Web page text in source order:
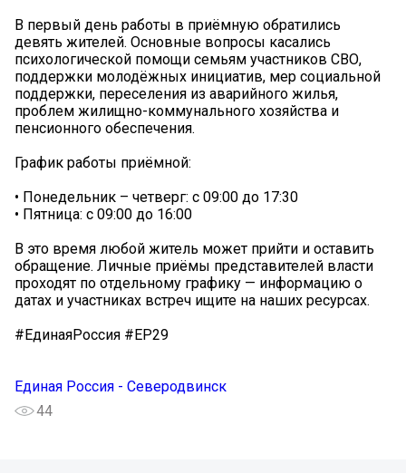
В первый день работы в приёмную обратились
девять жителей. Основные вопросы касались
психологической помощи семьям участников СВО,
поддержки молодёжных инициатив, мер социальной
поддержки, переселения из аварийного жилья,
проблем жилищно-коммунального хозяйства и
пенсионного обеспечения.
График работы приёмной:
• Понедельник – четверг: с 09:00 до 17:30
• Пятница: с 09:00 до 16:00
В это время любой житель может прийти и оставить
обращение. Личные приёмы представителей власти
проходят по отдельному графику — информацию о
датах и участниках встреч ищите на наших ресурсах.
#ЕдинаяРоссия #ЕР29
Единая Россия - Северодвинск
44